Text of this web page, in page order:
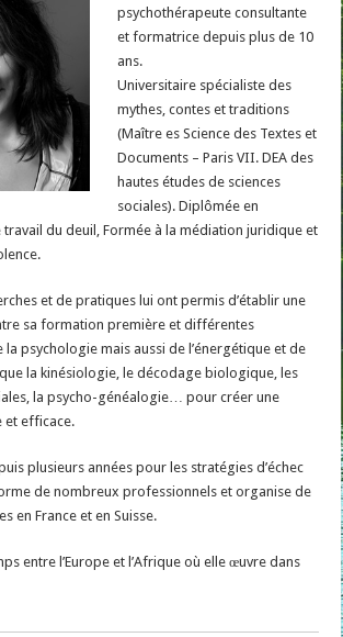
psychothérapeute consultante
et formatrice depuis plus de 10
ans.
Universitaire spécialiste des
mythes, contes et traditions
(Maître es Science des Textes et
Documents – Paris VII. DEA des
hautes études de sciences
sociales). Diplômée en
du deuil, Formée à la médiation juridique et
et de pratiques lui ont permis d’établir une
sa formation première et différentes
la psychologie mais aussi de l’énergétique et de
la kinésiologie, le décodage biologique, les
la psycho-généalogie… pour créer une
et efficace.
plusieurs années pour les stratégies d’échec
de nombreux professionnels et organise de
en France et en Suisse.
entre l’Europe et l’Afrique où elle œuvre dans